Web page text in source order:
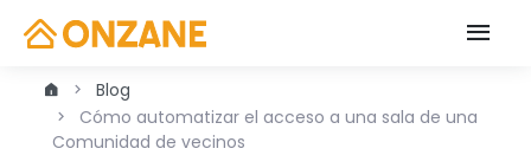
Blog
Cómo automatizar el acceso a una sala de una
Comunidad de vecinos